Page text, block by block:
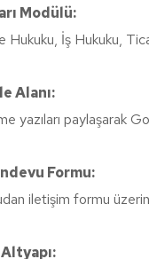
Modülü:
İş Hukuku,
Alanı:
yazıları paylaşarak
Formu:
iletişim formu